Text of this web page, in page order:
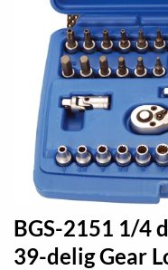
BGS-2151 1/4
39-delig Gear